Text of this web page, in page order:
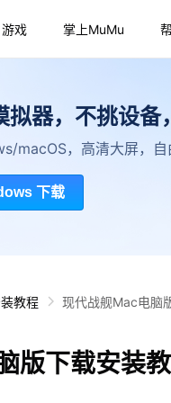
游戏 掌上MuMu
器，不挑设备
macOS，高清大屏，自
下载
教程 现代战舰Mac电脑
版下载安装